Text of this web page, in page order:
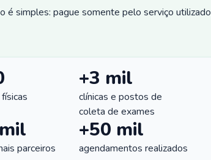
é simples: pague somente pelo serviço
+3 mil
clínicas e postos de
coleta de exames
parceiros
+50 mil
agendamentos realizados